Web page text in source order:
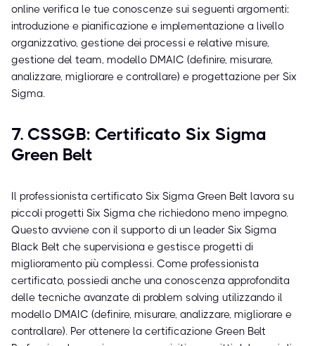
online verifica le tue conoscenze sui seguenti argomenti:
introduzione e pianificazione e implementazione a livello
organizzativo, gestione dei processi e relative misure,
gestione del team, modello DMAIC (definire, misurare,
analizzare, migliorare e controllare) e progettazione per Six
Sigma.
7. CSSGB: Certificato Six Sigma
Green Belt
Il professionista certificato Six Sigma Green Belt lavora su
piccoli progetti Six Sigma che richiedono meno impegno.
Questo avviene con il supporto di un leader Six Sigma
Black Belt che supervisiona e gestisce progetti di
miglioramento più complessi. Come professionista
certificato, possiedi anche una conoscenza approfondita
delle tecniche avanzate di problem solving utilizzando il
modello DMAIC (definire, misurare, analizzare, migliorare e
controllare). Per ottenere la certificazione Green Belt